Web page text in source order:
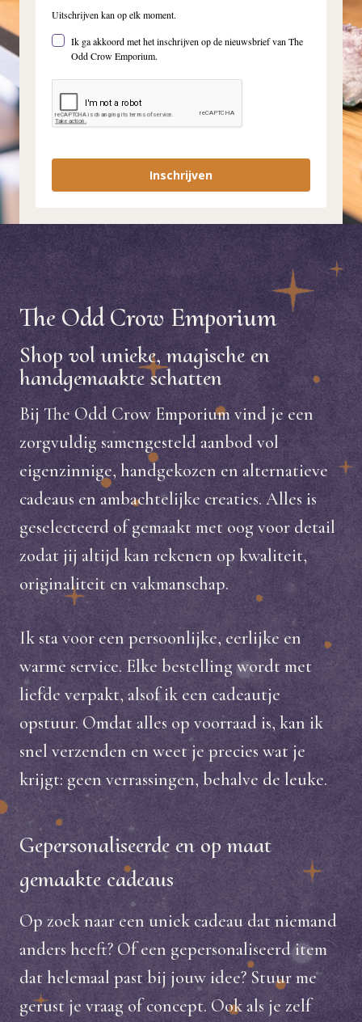
Uitschrijven kan op elk moment.
Ik ga akkoord met het inschrijven op de nieuwsbrief van The
Odd Crow Emporium.
Inschrijven
The Odd Crow Emporium
Shop vol unieke, magische en
handgemaakte schatten
Bij The Odd Crow Emporium vind je een
zorgvuldig samengesteld aanbod vol
eigenzinnige, handgekozen en alternatieve
cadeaus en ambachtelijke creaties. Alles is
geselecteerd of gemaakt met oog voor detail
zodat jij altijd kan rekenen op kwaliteit,
originaliteit en vakmanschap.
Ik sta voor een persoonlijke, eerlijke en
warme service. Elke bestelling wordt met
liefde verpakt, alsof ik een cadeautje
opstuur. Omdat alles op voorraad is, kan ik
snel verzenden en weet je precies wat je
krijgt: geen verrassingen, behalve de leuke.
Gepersonaliseerde en op maat
gemaakte cadeaus
Op zoek naar een uniek cadeau dat niemand
anders heeft? Of een gepersonaliseerd item
dat helemaal past bij jouw idee? Stuur me
gerust je vraag of concept. Ook als je zelf